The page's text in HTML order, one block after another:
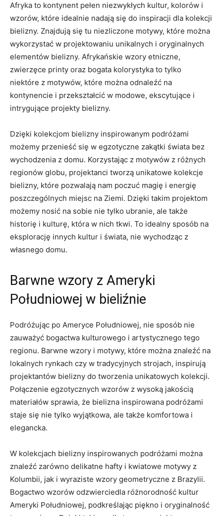
Afryka to kontynent pełen ⁢niezwykłych kultur, kolorów i
wzorów, ‌które idealnie nadają się do inspiracji dla kolekcji
bielizny. Znajdują się tu niezliczone motywy,⁤ które można
⁤wykorzystać w projektowaniu unikalnych i oryginalnych
elementów ⁢bielizny. Afrykańskie wzory etniczne,
⁤zwierzęce printy oraz bogata kolorystyka to ⁤tylko
niektóre z ⁤motywów, które można ‌odnaleźć na
kontynencie i przekształcić w modowe, ekscytujące i
intrygujące ⁣projekty bielizny.
Dzięki kolekcjom bielizny inspirowanym podróżami
możemy⁢ przenieść się w egzotyczne zakątki świata⁤ bez⁤
wychodzenia ‌z domu. ‍Korzystając z motywów z różnych
regionów globu, ‍projektanci tworzą unikatowe kolekcje
bielizny,⁢ które pozwalają nam poczuć magię i energię
poszczególnych miejsc​ na‌ Ziemi. Dzięki takim projektom
możemy nosić na sobie nie tylko⁢ ubranie, ale także
historię i kulturę, która⁣ w ⁣nich tkwi. To idealny sposób na
eksplorację innych kultur ⁢i świata, nie wychodząc z
własnego domu.
Barwne wzory z Ameryki
Południowej ⁢w bieliźnie
Podróżując po Ameryce Południowej, nie‌ sposób ⁤nie
zauważyć‍ bogactwa kulturowego⁣ i ​artystycznego tego
regionu. Barwne wzory ‍i motywy,⁢ które ⁢można ⁤znaleźć na
lokalnych rynkach czy w tradycyjnych strojach, inspirują
projektantów bielizny do tworzenia unikatowych kolekcji.​
Połączenie egzotycznych wzorów z wysoką jakością
materiałów sprawia, że bielizna inspirowana ‍podróżami​
staje się nie tylko wyjątkowa, ale także komfortowa i
elegancka.
W kolekcjach bielizny ⁤inspirowanych podróżami można
znaleźć zarówno⁣ delikatne hafty i kwiatowe​ motywy z
Kolumbii, jak i wyraziste wzory geometryczne z Brazylii.
Bogactwo wzorów odzwierciedla różnorodność​ kultur
Ameryki ‌Południowej, podkreślając piękno i oryginalność